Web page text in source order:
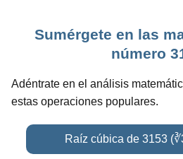
Sumérgete en las
número
Adéntrate en el análisis
estas operaciones populares.
Raíz cúbica de 3153